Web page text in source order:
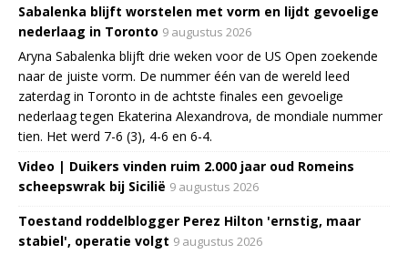
Sabalenka blijft worstelen met vorm en lijdt gevoelige
nederlaag in Toronto 9 augustus 2026
Aryna Sabalenka blijft drie weken voor de US Open zoekende
naar de juiste vorm. De nummer één van de wereld leed
zaterdag in Toronto in de achtste finales een gevoelige
nederlaag tegen Ekaterina Alexandrova, de mondiale nummer
tien. Het werd 7-6 (3), 4-6 en 6-4.
Video | Duikers vinden ruim 2.000 jaar oud Romeins
scheepswrak bij Sicilië 9 augustus 2026
Toestand roddelblogger Perez Hilton 'ernstig, maar
stabiel', operatie volgt 9 augustus 2026